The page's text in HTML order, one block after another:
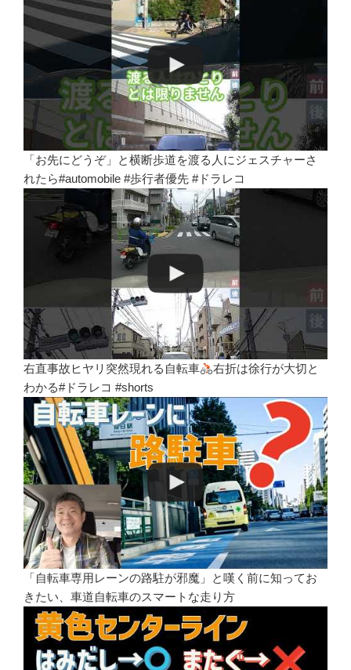
「お先にどうぞ」と横断歩道を渡る人にジェスチャーさ
れたら#automobile #歩行者優先 #ドラレコ
右直事故ヒヤリ突然現れる自転車
右折は徐行が大切と
わかる#ドラレコ #shorts
「自転車専用レーンの路駐が邪魔」と嘆く前に知ってお
きたい、車道自転車のスマートな走り方